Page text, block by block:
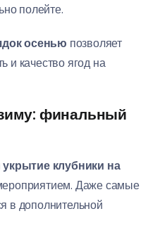
полейте.
осенью позволяет
и качество ягод на
финальный
укрытие клубники на
Даже самые
в дополнительной